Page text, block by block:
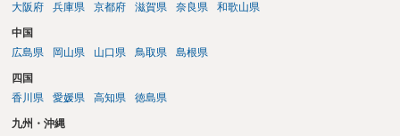
大阪府
兵庫県 京都府 滋賀県 奈良県 和歌山県
中国
広島県
岡山県 山口県 鳥取県 島根県
四国
香川県
愛媛県 高知県 徳島県
九州・沖縄